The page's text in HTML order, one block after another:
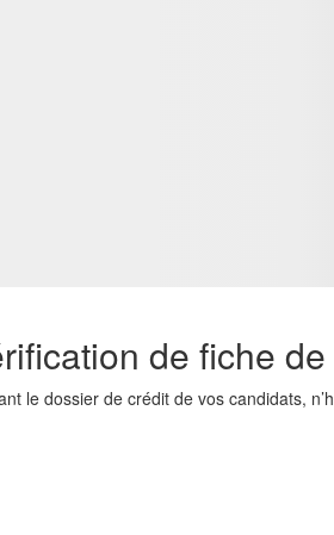
de fiche
le dossier de crédit de vos candidats,